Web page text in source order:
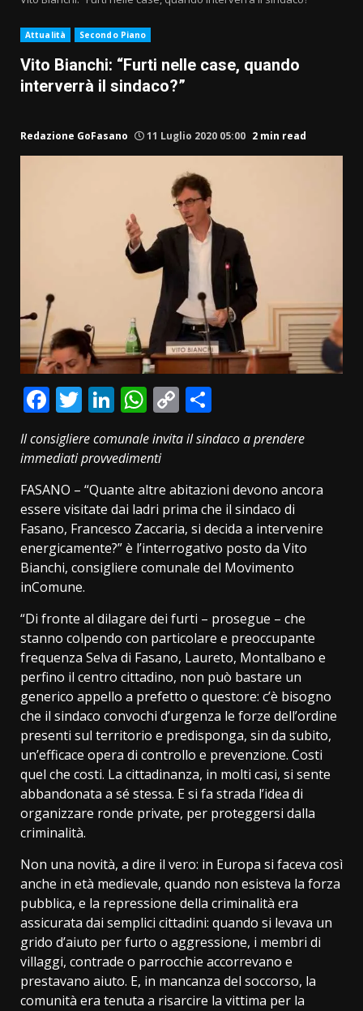
Attualità Secondo Piano
Vito Bianchi: “Furti nelle case, quando
interverrà il sindaco?”
Redazione GoFasano 11 Luglio 2020 05:00 2 min read
Facebook
Twitter
LinkedIn
WhatsApp
Copy
Link
Il consigliere comunale invita il sindaco a prendere
immediati provvedimenti
FASANO – “Quante altre abitazioni devono ancora
essere visitate dai ladri prima che il sindaco di
Fasano, Francesco Zaccaria, si decida a intervenire
energicamente?” è l’interrogativo posto da Vito
Bianchi, consigliere comunale del Movimento
inComune.
“Di fronte al dilagare dei furti – prosegue – che
stanno colpendo con particolare e preoccupante
frequenza Selva di Fasano, Laureto, Montalbano e
perfino il centro cittadino, non può bastare un
generico appello a prefetto o questore: c’è bisogno
che il sindaco convochi d’urgenza le forze dell’ordine
presenti sul territorio e predisponga, sin da subito,
un’efficace opera di controllo e prevenzione. Costi
quel che costi. La cittadinanza, in molti casi, si sente
abbandonata a sé stessa. E si fa strada l’idea di
organizzare ronde private, per proteggersi dalla
criminalità.
Non una novità, a dire il vero: in Europa si faceva così
anche in età medievale, quando non esisteva la forza
pubblica, e la repressione della criminalità era
assicurata dai semplici cittadini: quando si levava un
grido d’aiuto per furto o aggressione, i membri di
villaggi, contrade o parrocchie accorrevano e
prestavano aiuto. E, in mancanza del soccorso, la
comunità era tenuta a risarcire la vittima per la